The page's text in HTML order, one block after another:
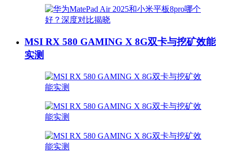
MSI RX 580 GAMING X 8G双卡与挖矿效能
实测